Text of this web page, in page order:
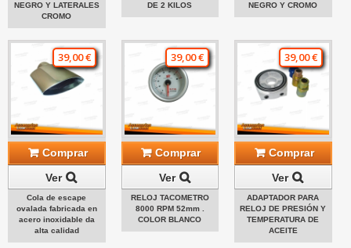
NEGRO Y LATERALES
CROMO
DE 2 KILOS
NEGRO Y CROMO
39,00 €
Comprar
Ver
Cola de escape
ovalada fabricada en
acero inoxidable da
alta calidad
39,00 €
Comprar
Ver
RELOJ TACOMETRO
8000 RPM 52mm .
COLOR BLANCO
39,00 €
Comprar
Ver
ADAPTADOR PARA
RELOJ DE PRESIÓN Y
TEMPERATURA DE
ACEITE